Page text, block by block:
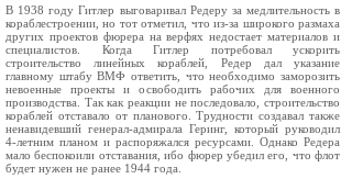
В 1938 году Гитлер выговаривал Редеру за медлительность в
кораблестроении, но тот отметил, что из-за широкого размаха
других проектов фюрера на верфях недостает материалов и
специалистов. Когда Гитлер потребовал ускорить
строительство линейных кораблей, Редер дал указание
главному штабу ВМФ ответить, что необходимо заморозить
невоенные проекты и освободить рабочих для военного
производства. Так как реакции не последовало, строительство
кораблей отставало от планового. Трудности создавал также
ненавидевший генерал-адмирала Геринг, который руководил
4-летним планом и распоряжался ресурсами. Однако Редера
мало беспокоили отставания, ибо фюрер убедил его, что флот
будет нужен не ранее 1944 года.